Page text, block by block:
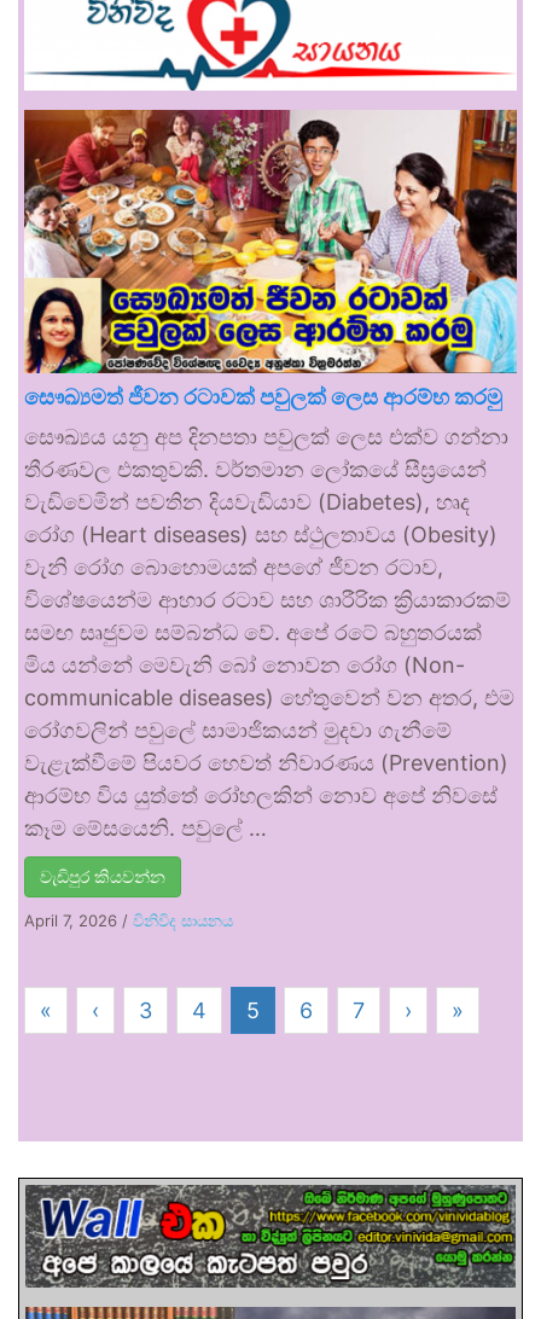
සෞඛ්‍යමත් ජීවන රටාවක් පවුලක් ලෙස ආරම්භ කරමු
සෞඛ්‍යය යනු අප දිනපතා පවුලක් ලෙස එක්ව ගන්නා
තීරණවල එකතුවකි. වර්තමාන ලෝකයේ සීඝ්‍රයෙන්
වැඩිවෙමින් පවතින දියවැඩියාව (Diabetes), හෘද
රෝග (Heart diseases) සහ ස්ථුලතාවය (Obesity)
වැනි රෝග බොහොමයක් අපගේ ජීවන රටාව,
විශේෂයෙන්ම ආහාර රටාව සහ ශාරීරික ක්‍රියාකාරකම්
සමඟ සෘජුවම සම්බන්ධ වේ. අපේ රටේ බහුතරයක්
මිය යන්නේ මෙවැනි බෝ නොවන රෝග (Non-
communicable diseases) හේතුවෙන් වන අතර, එම
රෝගවලින් පවුලේ සාමාජිකයන් මුදවා ගැනීමේ
වැළැක්වීමේ පියවර හෙවත් නිවාරණය (Prevention)
ආරම්භ විය යුත්තේ රෝහලකින් නොව අපේ නිවසේ
කෑම මේසයෙනි. පවුලේ …
වැඩිපුර කියවන්න
April 7, 2026 / විනිවිද සායනය
« ‹ 3 4 5 6 7 › »